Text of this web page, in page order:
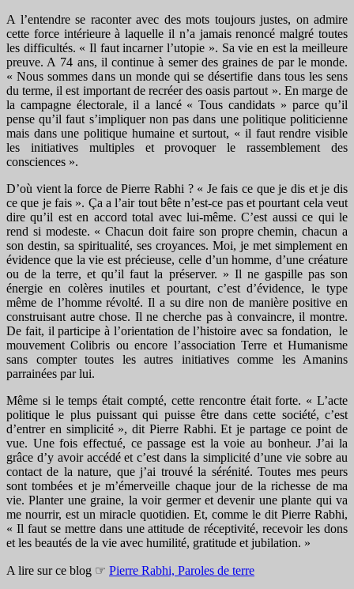
A l’entendre se raconter avec des mots toujours justes, on admire
cette force intérieure à laquelle il n’a jamais renoncé malgré toutes
les difficultés. « Il faut incarner l’utopie ». Sa vie en est la meilleure
preuve. A 74 ans, il continue à semer des graines de par le monde.
« Nous sommes dans un monde qui se désertifie dans tous les sens
du terme, il est important de recréer des oasis partout ». En marge de
la campagne électorale, il a lancé « Tous candidats » parce qu’il
pense qu’il faut s’impliquer non pas dans une politique politicienne
mais dans une politique humaine et surtout, « il faut rendre visible
les initiatives multiples et provoquer le rassemblement des
consciences ».
D’où vient la force de Pierre Rabhi ? « Je fais ce que je dis et je dis
ce que je fais ». Ça a l’air tout bête n’est-ce pas et pourtant cela veut
dire qu’il est en accord total avec lui-même. C’est aussi ce qui le
rend si modeste. « Chacun doit faire son propre chemin, chacun a
son destin, sa spiritualité, ses croyances. Moi, je met simplement en
évidence que la vie est précieuse, celle d’un homme, d’une créature
ou de la terre, et qu’il faut la préserver. » Il ne gaspille pas son
énergie en colères inutiles et pourtant, c’est d’évidence, le type
même de l’homme révolté. Il a su dire non de manière positive en
construisant autre chose. Il ne cherche pas à convaincre, il montre.
De fait, il participe à l’orientation de l’histoire avec sa fondation, le
mouvement Colibris ou encore l’association Terre et Humanisme
sans compter toutes les autres initiatives comme les Amanins
parrainées par lui.
Même si le temps était compté, cette rencontre était forte. « L’acte
politique le plus puissant qui puisse être dans cette société, c’est
d’entrer en simplicité », dit Pierre Rabhi. Et je partage ce point de
vue. Une fois effectué, ce passage est la voie au bonheur. J’ai la
grâce d’y avoir accédé et c’est dans la simplicité d’une vie sobre au
contact de la nature, que j’ai trouvé la sérénité. Toutes mes peurs
sont tombées et je m’émerveille chaque jour de la richesse de ma
vie. Planter une graine, la voir germer et devenir une plante qui va
me nourrir, est un miracle quotidien. Et, comme le dit Pierre Rabhi,
« Il faut se mettre dans une attitude de réceptivité, recevoir les dons
et les beautés de la vie avec humilité, gratitude et jubilation. »
A lire sur ce blog ☞ Pierre Rabhi, Paroles de terre